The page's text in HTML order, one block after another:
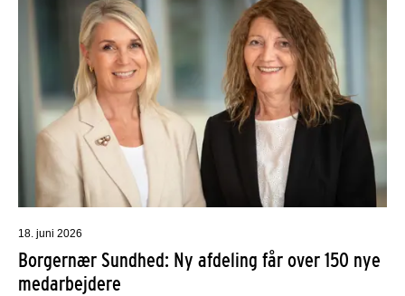
18. juni 2026
Borgernær Sundhed: Ny afdeling får over 150 nye
medarbejdere